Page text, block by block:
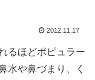
2012.11.17
るほどポピュラー
水や鼻づまり、く